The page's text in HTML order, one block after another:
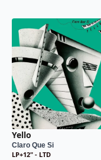
Yello
Claro Que Si
LP+12" - LTD